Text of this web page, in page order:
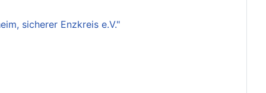
sicherer Enzkreis e.V."